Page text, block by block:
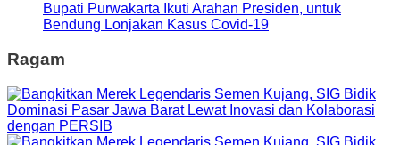
Bupati Purwakarta Ikuti Arahan Presiden, untuk
Bendung Lonjakan Kasus Covid-19
Ragam